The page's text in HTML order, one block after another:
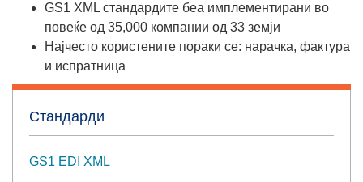
GS1 XML стандардите беа имплементирани во
повеќе од 35,000 компании од 33 земји
Најчесто користените пораки се: нарачка, фактура
и испратница
Стандарди
GS1 EDI XML